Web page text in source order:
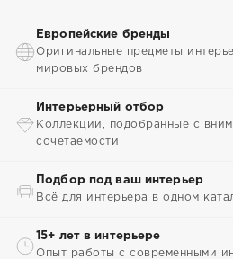
Европейские бренды
Оригинальные предметы
мировых брендов
Интерьерный отбор
Коллекции, подобранные с
сочетаемости
Подбор под ваш интерьер
Всё для интерьера в одном
15+ лет в интерьере
Опыт работы с современными